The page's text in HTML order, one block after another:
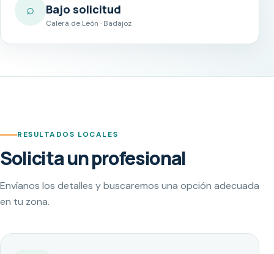
⌕ Bajo solicitud
Calera de León · Badajoz
RESULTADOS LOCALES
Solicita un profesional
Envíanos los detalles y buscaremos una opción adecuada
en tu zona.